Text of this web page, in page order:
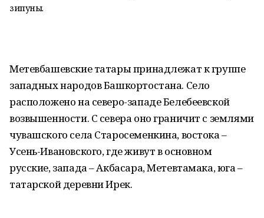
зипуны.
Метевбашевские татары принадлежат к группе
западных народов Башкортостана. Село
расположено на северо-западе Белебеевской
возвышенности. С севера оно граничит с землями
чувашского села Старосеменкина, востока –
Усень-Ивановского, где живут в основном
русские, запада – Акбасара, Метевтамака, юга –
татарской деревни Ирек.